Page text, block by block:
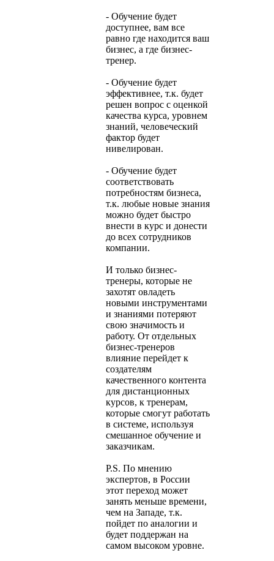
- Обучение будет
доступнее, вам все
равно где находится ваш
бизнес, а где бизнес-
тренер.
- Обучение будет
эффективнее, т.к. будет
решен вопрос с оценкой
качества курса, уровнем
знаний, человеческий
фактор будет
нивелирован.
- Обучение будет
соответствовать
потребностям бизнеса,
т.к. любые новые знания
можно будет быстро
внести в курс и донести
до всех сотрудников
компании.
И только бизнес-
тренеры, которые не
захотят овладеть
новыми инструментами
и знаниями потеряют
свою значимость и
работу. От отдельных
бизнес-тренеров
влияние перейдет к
создателям
качественного контента
для дистанционных
курсов, к тренерам,
которые смогут работать
в системе, используя
смешанное обучение и
заказчикам.
P.S. По мнению
экспертов, в России
этот переход может
занять меньше времени,
чем на Западе, т.к.
пойдет по аналогии и
будет поддержан на
самом высоком уровне.